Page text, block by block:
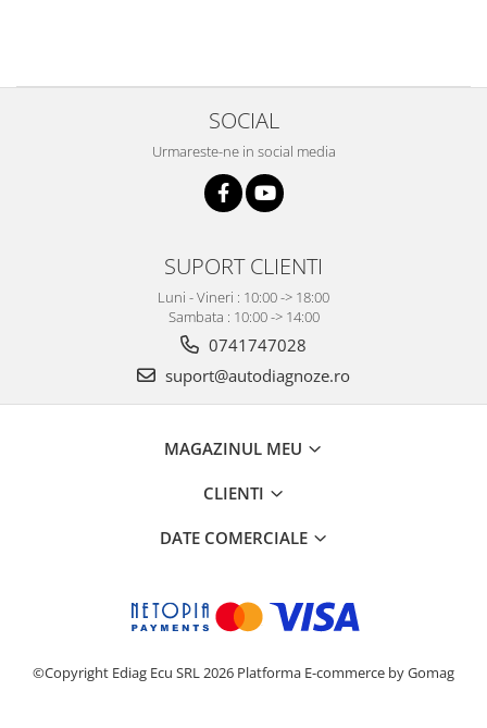
SOCIAL
Urmareste-ne in social media
SUPORT CLIENTI
Luni - Vineri : 10:00 -> 18:00
Sambata : 10:00 -> 14:00
0741747028
suport@autodiagnoze.ro
MAGAZINUL MEU
CLIENTI
DATE COMERCIALE
©Copyright Ediag Ecu SRL 2026 Platforma E-commerce by Gomag